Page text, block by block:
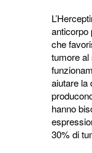
anticorpo
che
tumore al
aiutare la
hanno
30% di